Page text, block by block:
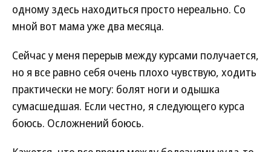
одному здесь находиться просто нереально. Со
мной вот мама уже два месяца.
Сейчас у меня перерыв между курсами получается,
но я все равно себя очень плохо чувствую, ходить
практически не могу: болят ноги и одышка
сумасшедшая. Если честно, я следующего курса
боюсь. Осложнений боюсь.